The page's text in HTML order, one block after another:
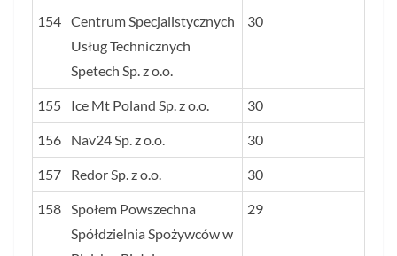
154 Centrum Specjalistycznych
Usług Technicznych
Spetech Sp. z o.o.
30
155 Ice Mt Poland Sp. z o.o. 30
156 Nav24 Sp. z o.o. 30
157 Redor Sp. z o.o. 30
158 Społem Powszechna
Spółdzielnia Spożywców w
29